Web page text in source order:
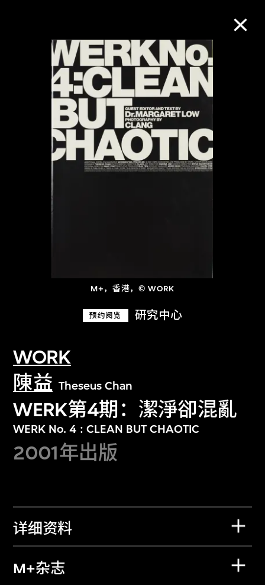
M+，香港，© WORK
预约阅览 研究中心
WORK
陳益 Theseus Chan
WERK第4期：潔淨卻混亂
WERK No. 4 : CLEAN BUT CHAOTIC
2001年出版
详细资料
M+杂志
M+藏品
进一步筛选
关于M+藏品